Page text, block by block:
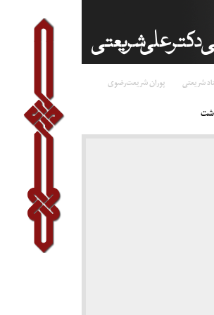
شریعتی پوران شریعت‌رضوی